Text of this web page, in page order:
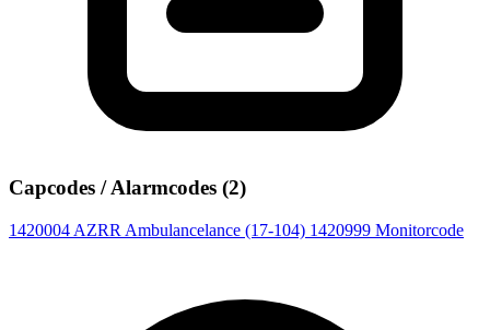
Capcodes / Alarmcodes (2)
1420004 AZRR Ambulancelance (17-104) 1420999 Monitorcode